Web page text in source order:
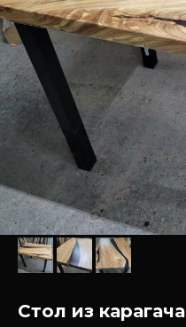
Стол из карагача